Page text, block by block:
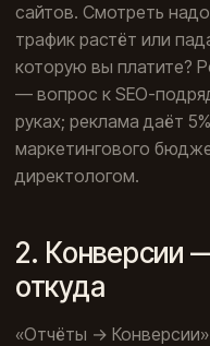
сайтов. Смотреть
трафик растёт или
которую вы платите?
— вопрос к SEO-
руках; реклама даёт
маркетингового
директологом.
2. Конверсии
откуда
«Отчёты →